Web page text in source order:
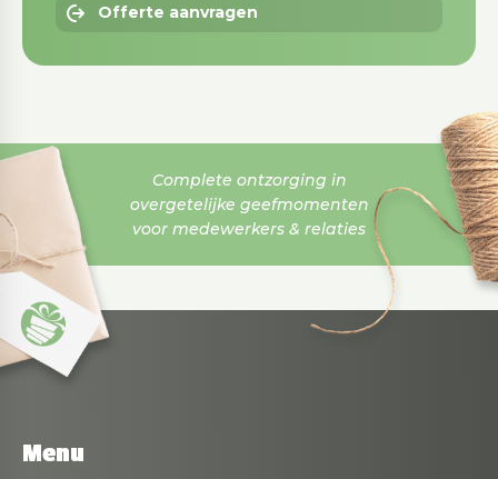
Offerte aanvragen
Complete ontzorging in
overgetelijke geefmomenten
voor medewerkers & relaties
Menu